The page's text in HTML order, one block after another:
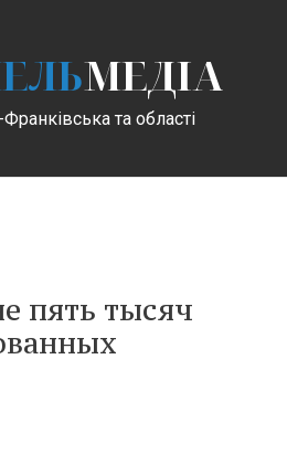
МЕДІА
та області
пять тысяч